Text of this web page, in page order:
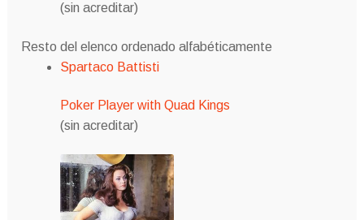
(sin acreditar)
Resto del elenco ordenado alfabéticamente
Spartaco Battisti
Poker Player with Quad Kings
(sin acreditar)